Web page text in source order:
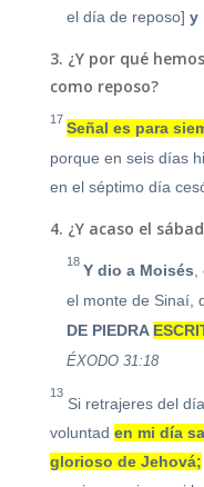
el día de reposo] y
3. ¿Y por qué
como reposo?
17 Señal es para
porque en seis días
en el séptimo día
4. ¿Y acaso el
18 Y dio a Moisés
el monte de Sinaí,
DE PIEDRA
ÉXODO 31:18
13
Si retrajeres del
voluntad en mi día
glorioso de Jehová;